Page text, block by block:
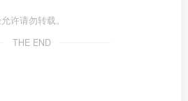
许请勿转载。
THE END